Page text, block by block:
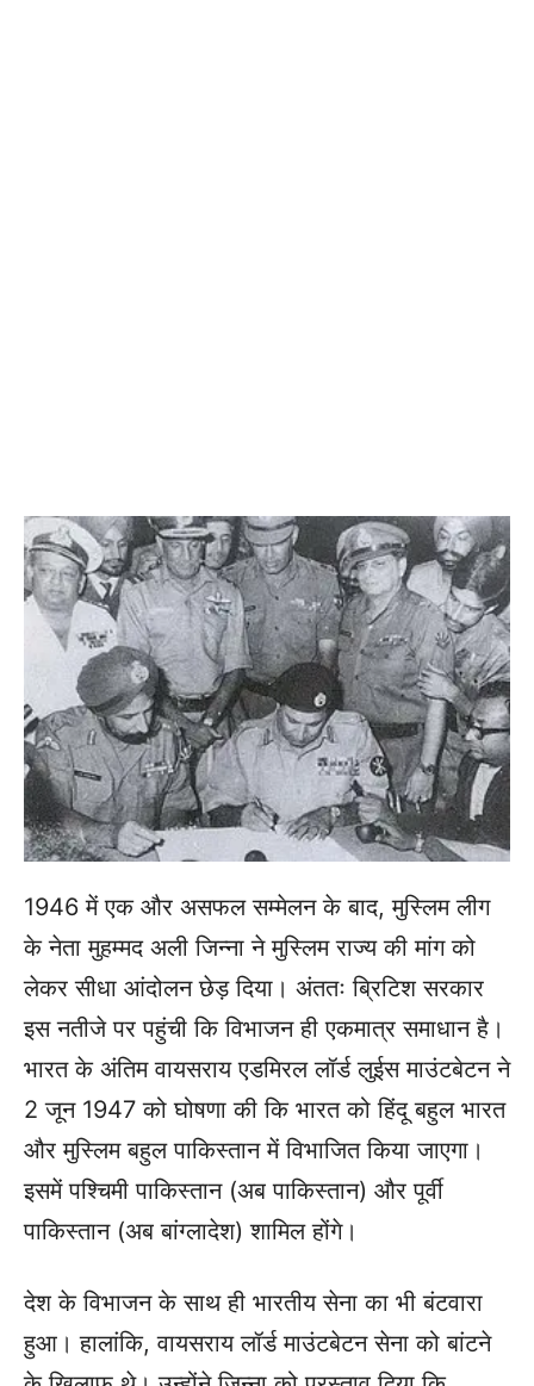
1946 में एक और असफल सम्मेलन के बाद, मुस्लिम लीग
के नेता मुहम्मद अली जिन्ना ने मुस्लिम राज्य की मांग को
लेकर सीधा आंदोलन छेड़ दिया। अंततः ब्रिटिश सरकार
इस नतीजे पर पहुंची कि विभाजन ही एकमात्र समाधान है।
भारत के अंतिम वायसराय एडमिरल लॉर्ड लुईस माउंटबेटन ने
2 जून 1947 को घोषणा की कि भारत को हिंदू बहुल भारत
और मुस्लिम बहुल पाकिस्तान में विभाजित किया जाएगा।
इसमें पश्चिमी पाकिस्तान (अब पाकिस्तान) और पूर्वी
पाकिस्तान (अब बांग्लादेश) शामिल होंगे।
देश के विभाजन के साथ ही भारतीय सेना का भी बंटवारा
हुआ। हालांकि, वायसराय लॉर्ड माउंटबेटन सेना को बांटने